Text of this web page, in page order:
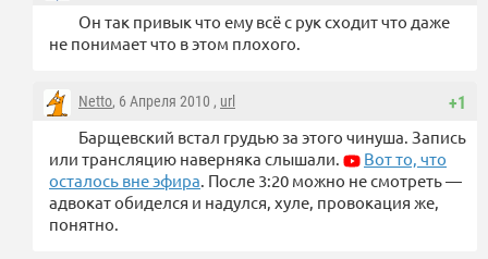
Он так привык что ему всё с рук сходит что даже
не понимает что в этом плохого.
+1
Netto, 6 Апреля 2010 , url
Барщевский встал грудью за этого чинуша. Запись
или трансляцию наверняка слышали.
Вот то, что
осталось вне эфира. После 3:20 можно не смотреть —
адвокат обиделся и надулся, хуле, провокация же,
понятно.